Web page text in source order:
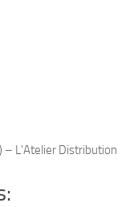
– L’Atelier Distribution